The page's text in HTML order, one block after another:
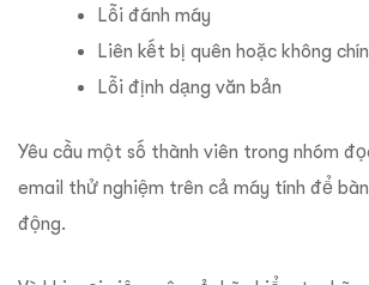
Lỗi đánh máy
Liên kết bị quên hoặc không
Lỗi định dạng văn bản
Yêu cầu một số thành viên trong nhóm
email thử nghiệm trên cả máy tính để
động.